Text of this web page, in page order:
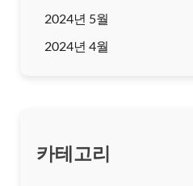
2024년 5월
2024년 4월
카테고리